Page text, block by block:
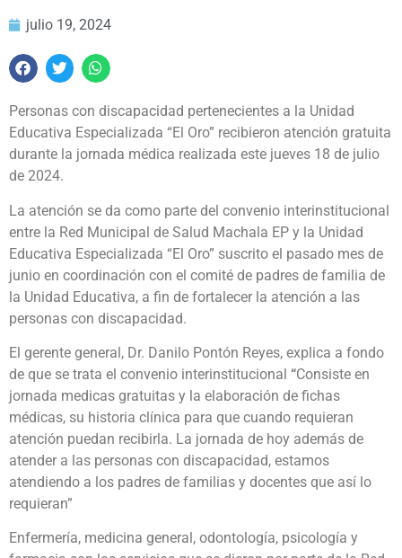
julio 19, 2024
Personas con discapacidad pertenecientes a la Unidad
Educativa Especializada “El Oro” recibieron atención gratuita
durante la jornada médica realizada este jueves 18 de julio
de 2024.
La atención se da como parte del convenio interinstitucional
entre la Red Municipal de Salud Machala EP y la Unidad
Educativa Especializada “El Oro” suscrito el pasado mes de
junio en coordinación con el comité de padres de familia de
la Unidad Educativa, a fin de fortalecer la atención a las
personas con discapacidad.
El gerente general, Dr. Danilo Pontón Reyes, explica a fondo
de que se trata el convenio interinstitucional “Consiste en
jornada medicas gratuitas y la elaboración de fichas
médicas, su historia clínica para que cuando requieran
atención puedan recibirla. La jornada de hoy además de
atender a las personas con discapacidad, estamos
atendiendo a los padres de familias y docentes que así lo
requieran”
Enfermería, medicina general, odontología, psicología y